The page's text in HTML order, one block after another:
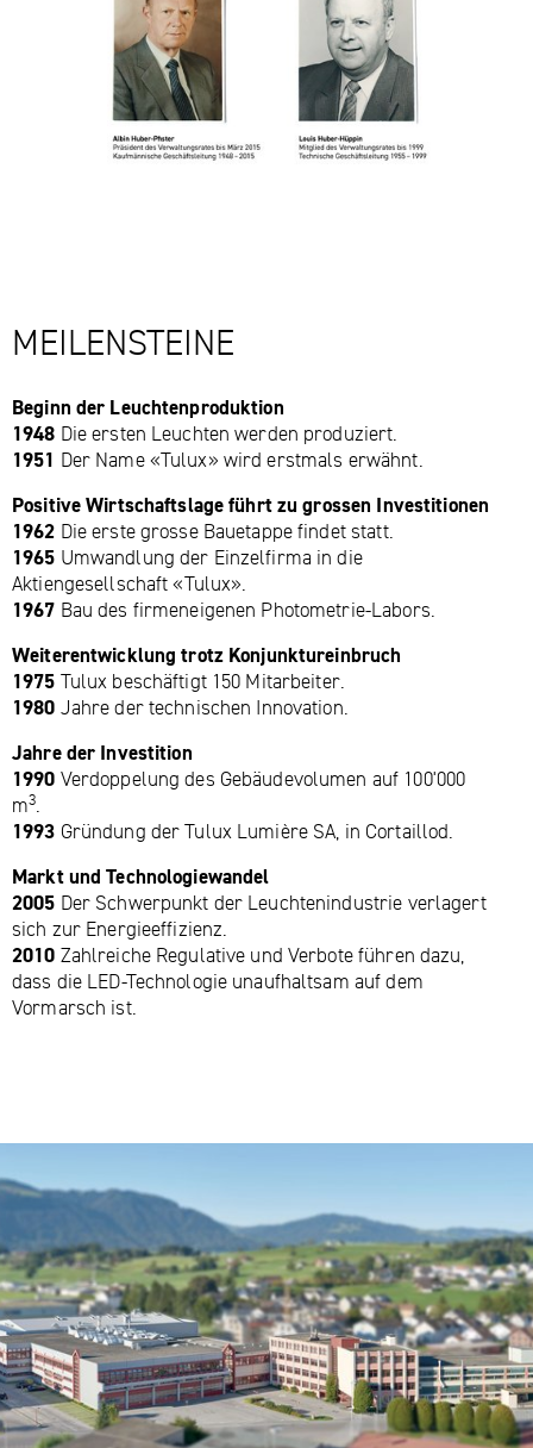
MEILENSTEINE
Beginn der Leuchtenproduktion
1948 Die ersten Leuchten werden produziert.
1951
Der Name «Tulux» wird erstmals erwähnt.
Positive Wirtschaftslage führt zu grossen Investitionen
1962 Die erste grosse Bauetappe findet statt.
1965 Umwandlung der Einzelfirma in die
Aktiengesellschaft «Tulux».
1967 Bau des firmeneigenen Photometrie-Labors.
Weiterentwicklung trotz Konjunktureinbruch
1975 Tulux beschäftigt 150 Mitarbeiter.
1980 Jahre der technischen Innovation.
Jahre der Investition
1990 Verdoppelung des Gebäudevolumen auf 100'000
m3
1993 Gründung der Tulux Lumière SA, in Cortaillod.
Markt und Technologiewandel
2005 Der Schwerpunkt der Leuchtenindustrie verlagert
sich zur Energieeffizienz.
2010 Zahlreiche Regulative und Verbote führen dazu,
dass die LED-Technologie unaufhaltsam auf dem
Vormarsch ist.